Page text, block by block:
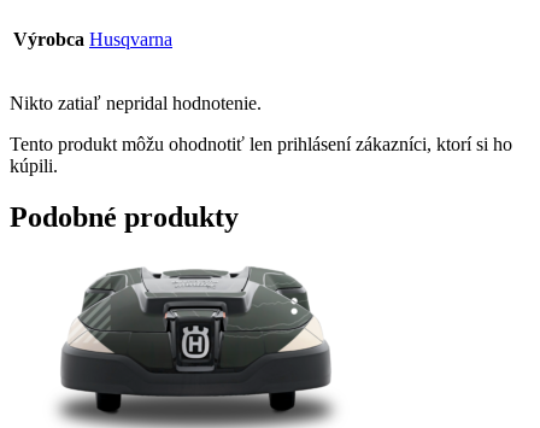
Výrobca Husqvarna
Nikto zatiaľ nepridal hodnotenie.
Tento produkt môžu ohodnotiť len prihlásení zákazníci, ktorí si ho
kúpili.
Podobné produkty